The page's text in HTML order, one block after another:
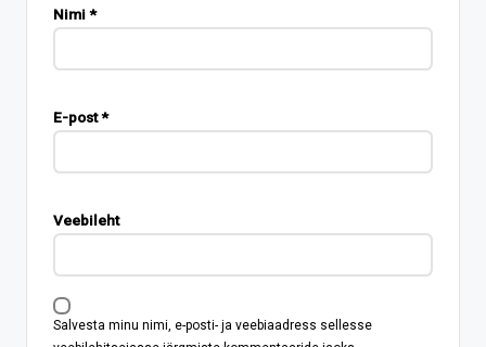
Nimi*
E-post*
Veebileht
Salvesta minu nimi, e-posti- ja veebiaadress sellesse